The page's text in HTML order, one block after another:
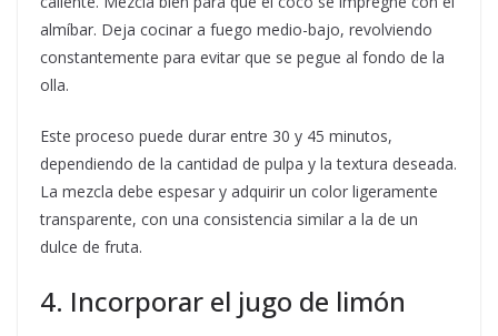
almíbar. Deja cocinar a fuego medio-bajo, revolviendo
constantemente para evitar que se pegue al fondo de la
olla.
Este proceso puede durar entre 30 y 45 minutos,
dependiendo de la cantidad de pulpa y la textura deseada.
La mezcla debe espesar y adquirir un color ligeramente
transparente, con una consistencia similar a la de un
dulce de fruta.
4. Incorporar el jugo de limón